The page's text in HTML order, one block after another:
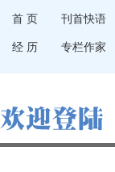
首 页 刊首快语
经 历 专栏作家